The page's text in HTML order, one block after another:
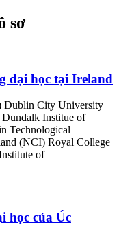
sơ
đại học tại Ireland
Dublin City University
Institue of
Technological
(NCI) Royal College
of
học của Úc